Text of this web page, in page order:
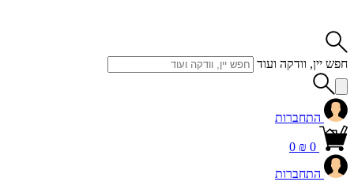
חפש יין, וודקה ועוד
התחברות
0
0 ₪
התחברות